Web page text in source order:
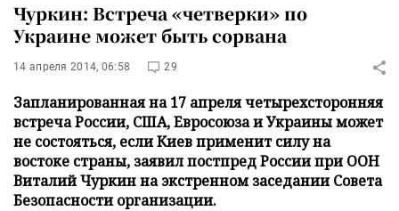
Чуркин: Встреча «четверки» по
Украине может быть сорвана
14 апреля 2014, 06:58 29
Запланированная на 17 апреля четырехсторонняя
встреча России, США, Евросоюза и Украины может
не состояться, если Киев применит силу на
востоке страны, заявил постпред России при ООН
Виталий Чуркин на экстренном заседании Совета
Безопасности организации.